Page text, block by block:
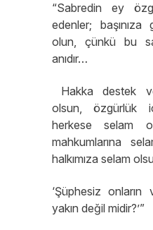
“Sabredin ey
edenler; başınıza
olun, çünkü bu
anıdır…
Hakka destek
olsun, özgürlük
herkese selam
mahkumlarına
halkımıza selam
‘Şüphesiz onların
yakın değil midir?’”